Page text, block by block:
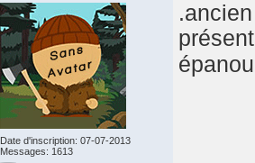
Date d'inscription: 07-07-2013
Messages: 1613